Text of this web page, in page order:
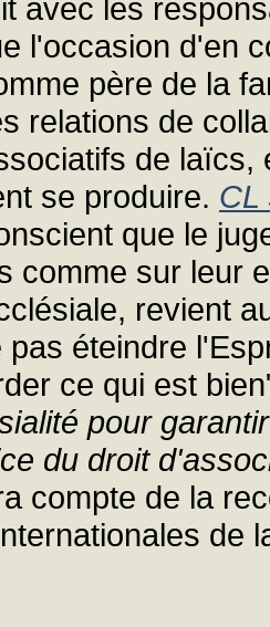
avec les
l'occasion d'en
père de la
relations de
de
se produire. CL
que le
comme sur leur
revient
pas éteindre
ce qui est
pour
du droit
compte de la
de